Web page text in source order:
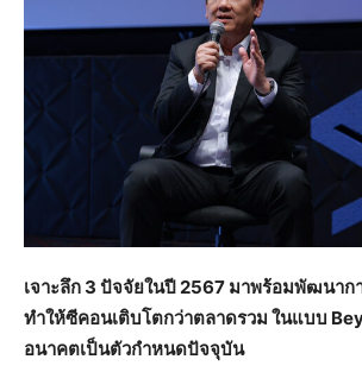
เจาะลึก 3 ปัจจัยในปี 2567 มาพร้อมพัฒนาก
ทำให้ซีคอนเติบโตกว่าตลาดรวม ในแบบ
อนาคตเป็นตัวกำหนดปัจจุบัน